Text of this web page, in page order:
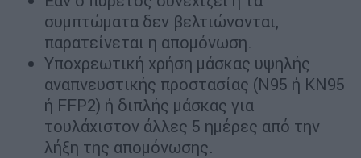
συμπτώματα δεν βελτιώνονται,
παρατείνεται η απομόνωση.
Υποχρεωτική χρήση μάσκας υψηλής
αναπνευστικής προστασίας (Ν95 ή ΚΝ95
ή FFP2) ή διπλής μάσκας για
τουλάχιστον άλλες 5 ημέρες από την
λήξη της απομόνωσης.